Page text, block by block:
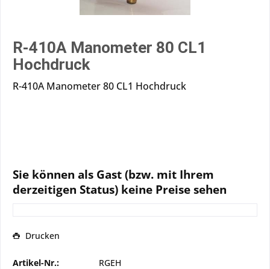
R-410A Manometer 80 CL1
Hochdruck
R-410A Manometer 80 CL1 Hochdruck
Sie können als Gast (bzw. mit Ihrem
derzeitigen Status) keine Preise sehen
Drucken
Artikel-Nr.: RGEH